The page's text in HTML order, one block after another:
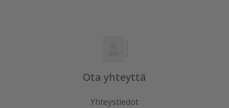
Ota yhteyttä
Yhteystiedot